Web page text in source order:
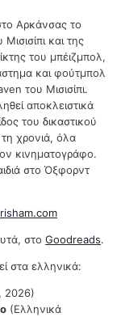
Αρκάνσας το
και της
του μπέιζμπολ,
και φούτμπολ
του Μισισίπι.
αποκλειστικά
του δικαστικού
χρονιά, όλα
κινηματογράφο.
στο Όξφορντ
στο Goodreads.
στα ελληνικά:
2026)
(Ελληνικά